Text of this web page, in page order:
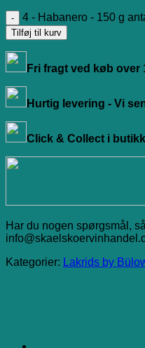
4 - Habanero - 150 g
Tilføj til kurv
Fri fragt ved køb over
Hurtig levering - Vi
Click & Collect i
Har du nogen spørgsmål,
Kategorier: Lakrids by